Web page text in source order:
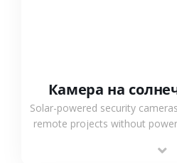
Камера на
Solar-powered security
remote projects without
outdoor